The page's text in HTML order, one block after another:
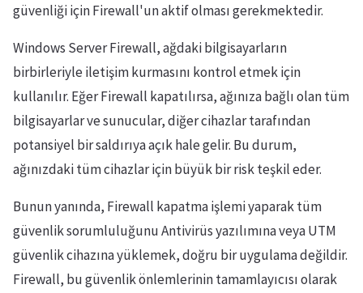
güvenliği için Firewall'un aktif olması gerekmektedir.
Windows Server Firewall, ağdaki bilgisayarların
birbirleriyle iletişim kurmasını kontrol etmek için
kullanılır. Eğer Firewall kapatılırsa, ağınıza bağlı olan tüm
bilgisayarlar ve sunucular, diğer cihazlar tarafından
potansiyel bir saldırıya açık hale gelir. Bu durum,
ağınızdaki tüm cihazlar için büyük bir risk teşkil eder.
Bunun yanında, Firewall kapatma işlemi yaparak tüm
güvenlik sorumluluğunu Antivirüs yazılımına veya UTM
güvenlik cihazına yüklemek, doğru bir uygulama değildir.
Firewall, bu güvenlik önlemlerinin tamamlayıcısı olarak